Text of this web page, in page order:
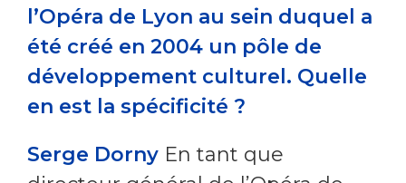
l’Opéra de Lyon au sein duquel a
été créé en 2004 un pôle de
développement culturel. Quelle
en est la spécificité ?
Serge Dorny En tant que